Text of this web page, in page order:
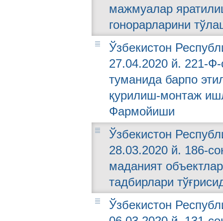
мажмуалар
гонорарларини
Ўзбекистон
27.04.2020 й. 221-
туманида барпо
қурилиш-монтаж
Фармойиши
Ўзбекистон
28.03.2020 й. 186-
маданият
тадбирлари
Ўзбекистон